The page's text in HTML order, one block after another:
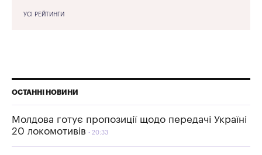
УСІ РЕЙТИНГИ
ОСТАННІ НОВИНИ
Молдова готує пропозиції щодо передачі Україні
20 локомотивів
20:33